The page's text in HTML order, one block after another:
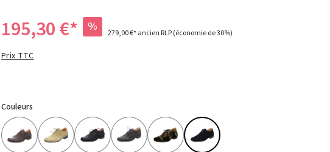
195,30 €* % 279,00 €*ancien RLP(économie de 30%)
Prix TTC
Couleurs